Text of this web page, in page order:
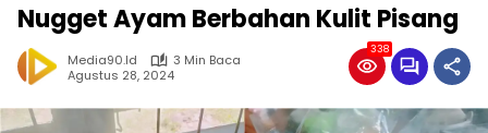
Nugget Ayam Berbahan Kulit Pisang
Media90.id
3 Min Baca
Agustus 28, 2024
338